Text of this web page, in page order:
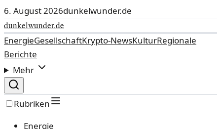
6. August 2026dunkelwunder.de
dunkelwunder.de
EnergieGesellschaftKrypto-NewsKulturRegionale
Berichte
Mehr
Rubriken
Energie